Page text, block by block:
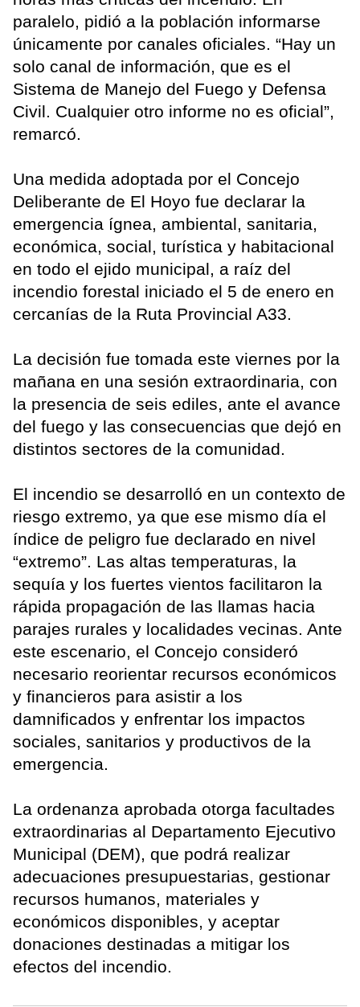
paralelo, pidió a la población informarse
únicamente por canales oficiales. “Hay un
solo canal de información, que es el
Sistema de Manejo del Fuego y Defensa
Civil. Cualquier otro informe no es oficial”,
remarcó.
Una medida adoptada por el Concejo
Deliberante de El Hoyo fue declarar la
emergencia ígnea, ambiental, sanitaria,
económica, social, turística y habitacional
en todo el ejido municipal, a raíz del
incendio forestal iniciado el 5 de enero en
cercanías de la Ruta Provincial A33.
La decisión fue tomada este viernes por la
mañana en una sesión extraordinaria, con
la presencia de seis ediles, ante el avance
del fuego y las consecuencias que dejó en
distintos sectores de la comunidad.
El incendio se desarrolló en un contexto de
riesgo extremo, ya que ese mismo día el
índice de peligro fue declarado en nivel
“extremo”. Las altas temperaturas, la
sequía y los fuertes vientos facilitaron la
rápida propagación de las llamas hacia
parajes rurales y localidades vecinas. Ante
este escenario, el Concejo consideró
necesario reorientar recursos económicos
y financieros para asistir a los
damnificados y enfrentar los impactos
sociales, sanitarios y productivos de la
emergencia.
La ordenanza aprobada otorga facultades
extraordinarias al Departamento Ejecutivo
Municipal (DEM), que podrá realizar
adecuaciones presupuestarias, gestionar
recursos humanos, materiales y
económicos disponibles, y aceptar
donaciones destinadas a mitigar los
efectos del incendio.